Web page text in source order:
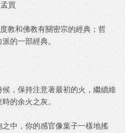
買
和佛教有關密宗的經典；哲
的一部經典。
，保持注意著最初的火，繼續維
的余火之灰。
中，你的感官像葉子一樣地搖